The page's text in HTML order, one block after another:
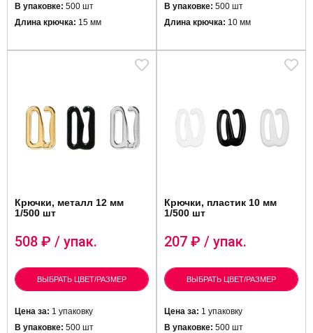
В упаковке: 500 шт
Длина крючка: 15 мм
В упаковке: 500 шт
Длина крючка: 10 мм
Крючки, металл 12 мм
1/500 шт
508 ₽ / упак.
ВЫБРАТЬ ЦВЕТ/РАЗМЕР
Цена за: 1 упаковку
В упаковке: 500 шт
Крючки, пластик 10 мм
1/500 шт
207 ₽ / упак.
ВЫБРАТЬ ЦВЕТ/РАЗМЕР
Цена за: 1 упаковку
В упаковке: 500 шт